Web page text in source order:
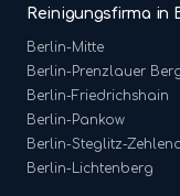
Reinigungsfirma in
Berlin-Mitte
Berlin-Prenzlauer
Berlin-Friedrichshain
Berlin-Pankow
Berlin-Steglitz-
Berlin- Lichtenberg